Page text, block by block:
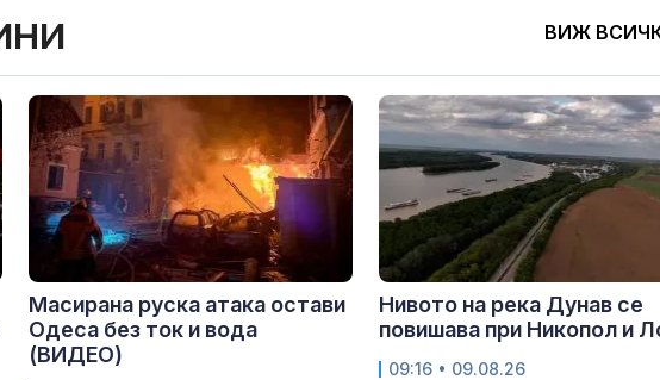
ВИЖ
Масирана руска атака остави
Одеса без ток и вода
(ВИДЕО)
Нивото на река Дунав се
повишава при Никопол и
09:16 • 09.08.26